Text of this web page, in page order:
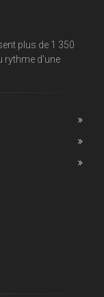
plus de 1 350
rythme d'une